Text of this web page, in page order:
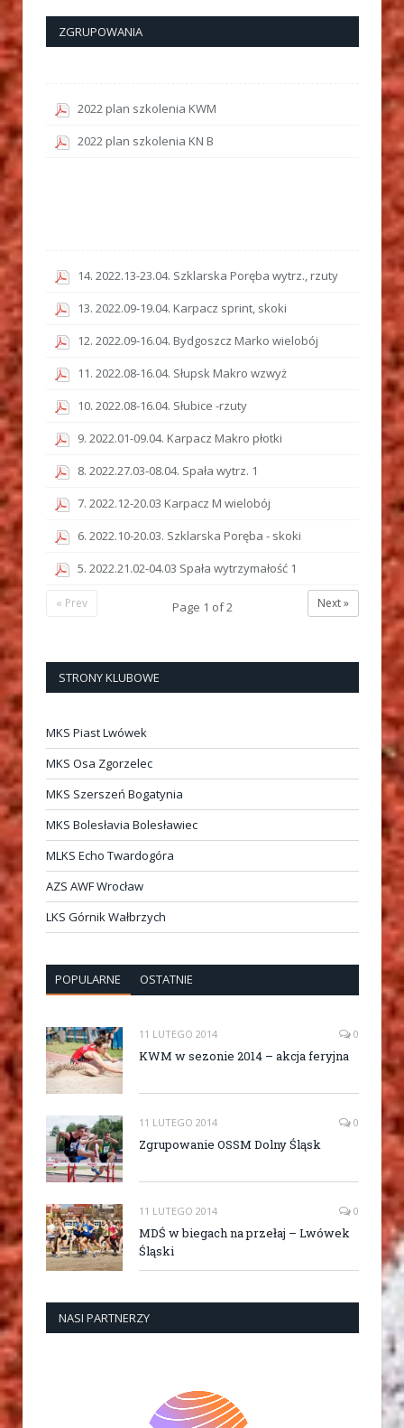
ZGRUPOWANIA
2022 plan szkolenia KWM
2022 plan szkolenia KN B
14. 2022.13-23.04. Szklarska Poręba wytrz., rzuty
13. 2022.09-19.04. Karpacz sprint, skoki
12. 2022.09-16.04. Bydgoszcz Marko wielobój
11. 2022.08-16.04. Słupsk Makro wzwyż
10. 2022.08-16.04. Słubice -rzuty
9. 2022.01-09.04. Karpacz Makro płotki
8. 2022.27.03-08.04. Spała wytrz. 1
7. 2022.12-20.03 Karpacz M wielobój
6. 2022.10-20.03. Szklarska Poręba - skoki
5. 2022.21.02-04.03 Spała wytrzymałość 1
Next »
Page 1 of2
« Prev
STRONY KLUBOWE
MKS Piast Lwówek
MKS Osa Zgorzelec
MKS Szerszeń Bogatynia
MKS Bolesłavia Bolesławiec
MLKS Echo Twardogóra
AZS AWF Wrocław
LKS Górnik Wałbrzych
POPULARNE OSTATNIE
11 LUTEGO 2014 0
KWM w sezonie 2014 – akcja feryjna
11 LUTEGO 2014 0
Zgrupowanie OSSM Dolny Śląsk
11 LUTEGO 2014 0
MDŚ w biegach na przełaj – Lwówek
Śląski
NASI PARTNERZY